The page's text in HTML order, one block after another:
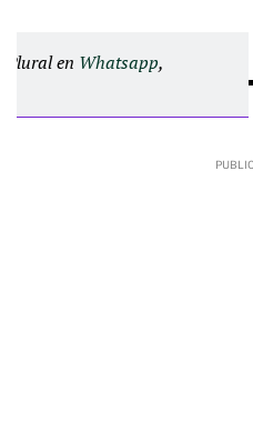
Plural en Whatsapp,